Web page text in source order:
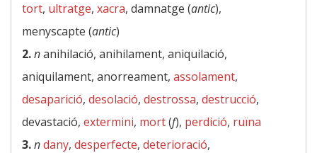
tort, ultratge, xacra, damnatge (antic),
menyscapte (antic)
2.nanihilació, anihilament, aniquilació,
aniquilament, anorreament, assolament,
desaparició, desolació, destrossa, destrucció,
devastació, extermini, mort(f), perdició, ruïna
3.ndany, desperfecte, deterioració,